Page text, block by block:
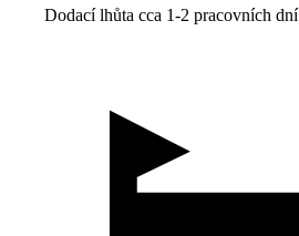
Dodací lhůta cca 1-2 pracovních dní